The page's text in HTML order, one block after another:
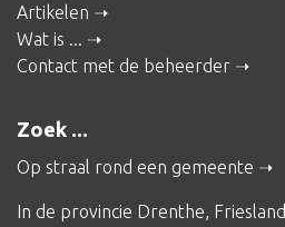
Artikelen
Wat is ...
Contact met de beheerder
Zoek ...
Op straal rond een gemeente
In de provincie Drenthe, Friesland